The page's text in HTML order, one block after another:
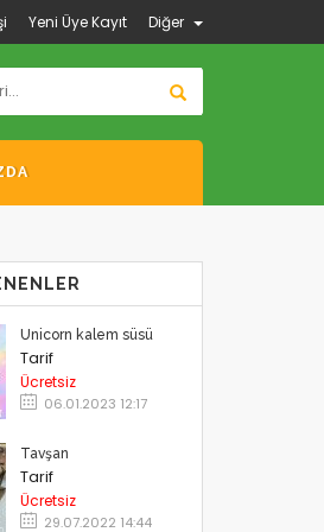
Yeni Üye Kayıt Diğer
Unicorn kalem süsü
Tarif
Ücretsiz
06.01.2023 12:17
Tavşan
Tarif
Ücretsiz
29.07.2022 14:44